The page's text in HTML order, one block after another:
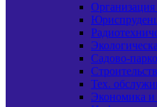
Организация
Садово-
Тех.
Экономика и